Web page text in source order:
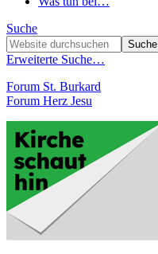
Suche
Erweiterte Suche…
Forum St. Burkard
Forum Herz Jesu